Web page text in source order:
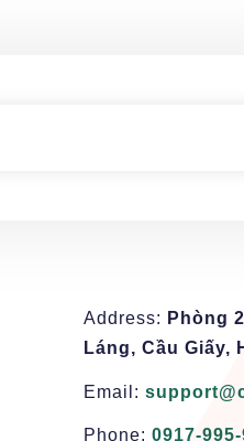
Address: Phòng
Láng, Cầu Giấy,
Email:
Phone: 0917-